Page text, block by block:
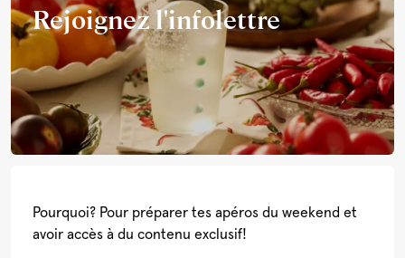
Rejoignez l'infolettre
Pourquoi? Pour préparer tes apéros du weekend et
avoir accès à du contenu exclusif!